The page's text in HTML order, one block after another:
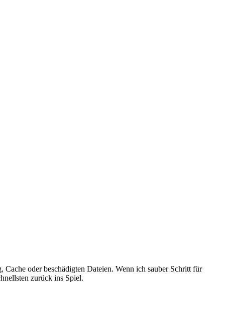
oder beschädigten Dateien. Wenn ich sauber Schritt für
zurück ins Spiel.